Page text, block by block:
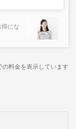
得にな
の料金を表示しています